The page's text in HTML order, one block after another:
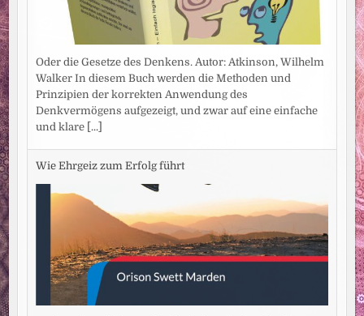
Oder die Gesetze des Denkens. Autor: Atkinson, Wilhelm
Walker In diesem Buch werden die Methoden und
Prinzipien der korrekten Anwendung des
Denkvermögens aufgezeigt, und zwar auf eine einfache
und klare [...]
Wie Ehrgeiz zum Erfolg führt